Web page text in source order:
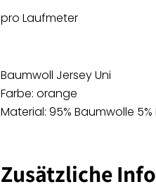
pro Laufmeter
Baumwoll Jersey Uni
Farbe: orange
Material: 95% Baumwolle
Zusätzliche